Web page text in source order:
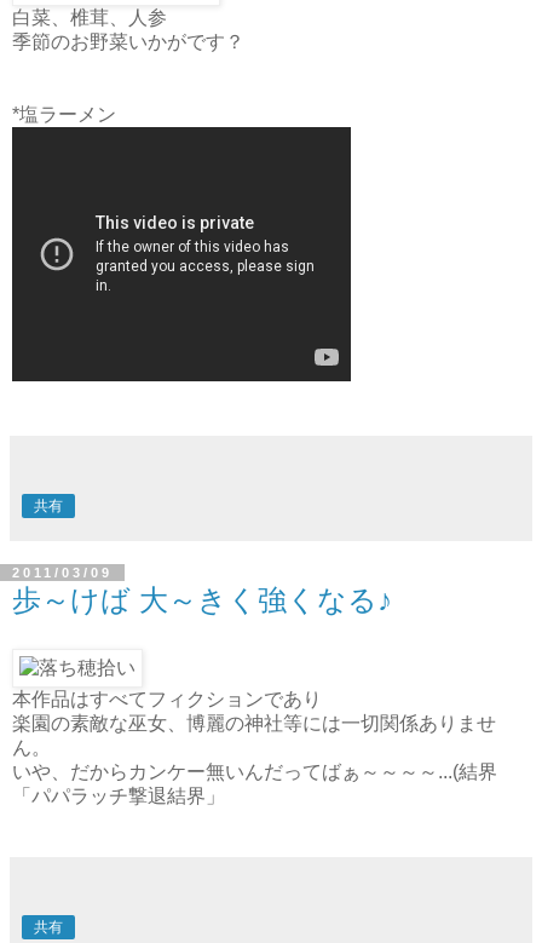
白菜、椎茸、人参
季節のお野菜いかがです？
*塩ラーメン
共有
2011/03/09
歩～けば 大～きく強くなる♪
本作品はすべてフィクションであり
楽園の素敵な巫女、博麗の神社等には一切関係ありませ
ん。
いや、だからカンケー無いんだってばぁ～～～～...(結界
「パパラッチ撃退結界」
共有